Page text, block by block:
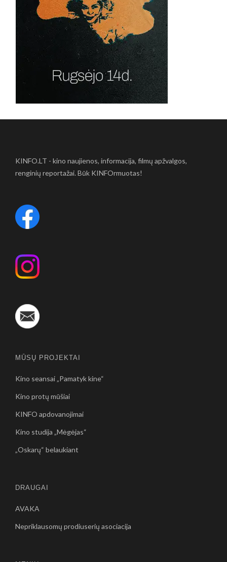
KINFO.LT - kino naujienos, informacija, filmų apžvalgos,
renginių reportažai. Būk KINFOrmuotas!
MŪSŲ PROJEKTAI
Kino seansai „Pamatyk kine“
Kino protų mūšiai
KINFO apdovanojimai
Kino studija „Mėgėjas“
„Oskarų“ belaukiant
DRAUGAI
AVAKA
Nepriklausomų prodiuserių asociacija